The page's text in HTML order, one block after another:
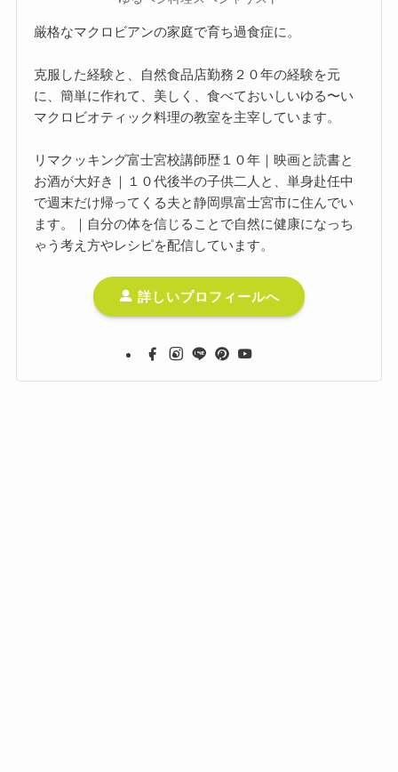
厳格なマクロビアンの家庭で育ち過食症に。
克服した経験と、自然食品店勤務２０年の経験を元
に、簡単に作れて、美しく、食べておいしいゆる〜い
マクロビオティック料理の教室を主宰しています。
リマクッキング富士宮校講師歴１０年｜映画と読書と
お酒が大好き｜１０代後半の子供二人と、単身赴任中
で週末だけ帰ってくる夫と静岡県富士宮市に住んでい
ます。｜自分の体を信じることで自然に健康になっち
ゃう考え方やレシピを配信しています。
詳しいプロフィールへ